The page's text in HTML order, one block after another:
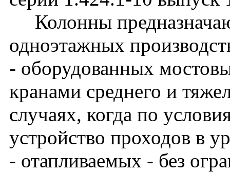
Колонны
одноэтажных
- оборудованных
кранами среднего и
случаях, когда по
устройство проходов в
- отапливаемых - без